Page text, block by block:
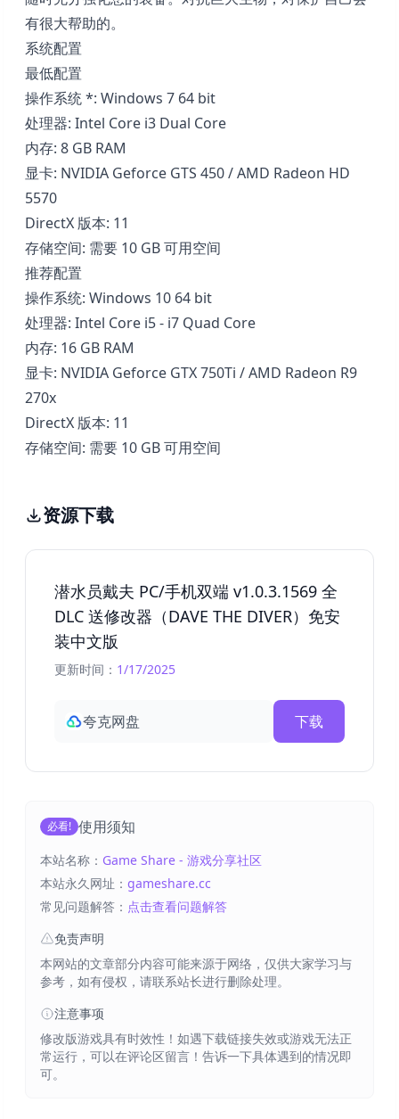
有很大帮助的。
系统配置
最低配置
操作系统 *: Windows 7 64 bit
处理器: Intel Core i3 Dual Core
内存: 8 GB RAM
显卡: NVIDIA Geforce GTS 450 / AMD Radeon HD
5570
DirectX 版本: 11
存储空间: 需要 10 GB 可用空间
推荐配置
操作系统: Windows 10 64 bit
处理器: Intel Core i5 - i7 Quad Core
内存: 16 GB RAM
显卡: NVIDIA Geforce GTX 750Ti / AMD Radeon R9
270x
DirectX 版本: 11
存储空间: 需要 10 GB 可用空间
资源下载
潜水员戴夫 PC/手机双端 v1.0.3.1569 全
DLC 送修改器（DAVE THE DIVER）免安
装中文版
更新时间： 1/17/2025
夸克网盘 下载
必看! 使用须知
本站名称： Game Share - 游戏分享社区
本站永久网址： gameshare.cc
常见问题解答： 点击查看问题解答
免责声明
本网站的文章部分内容可能来源于网络，仅供大家学习与
参考，如有侵权，请联系站长进行删除处理。
注意事项
修改版游戏具有时效性！如遇下载链接失效或游戏无法正
常运行，可以在评论区留言！告诉一下具体遇到的情况即
可。